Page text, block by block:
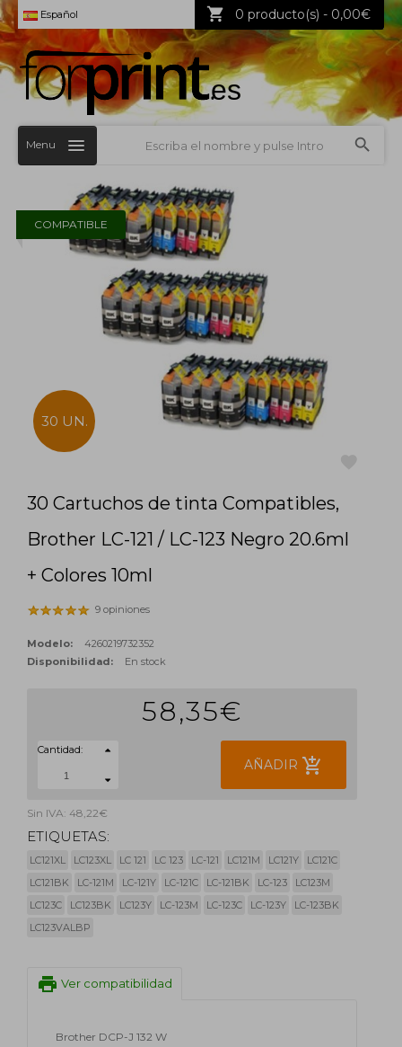
Español 0 producto(s) - 0,00€
Menu
COMPATIBLE
30 UN.
30 Cartuchos de tinta Compatibles,
Brother LC-121 / LC-123 Negro 20.6ml
+ Colores 10ml
9 opiniones
Modelo:
4260219732352
Disponibilidad:
En stock
58,35€
Cantidad:
AÑADIR add_shopping_cart
Sin IVA: 48,22€
ETIQUETAS:
LC121XL LC123XL LC 121 LC 123 LC-121 LC121M LC121Y
LC121C
LC121BK
LC-121M LC-121Y LC-121C LC-121BK LC-123
LC123M
LC123C
LC123BK LC123Y LC-123M LC-123C LC-123Y
LC-123BK
LC123VALBP
print Ver compatibilidad
Brother DCP-J 132 W